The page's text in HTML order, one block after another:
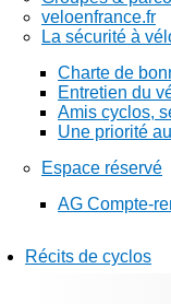
veloenfrance.fr
La sécurité à
Charte de
Entretien du
Amis cyclos,
Une priorité
Espace réservé
AG Compte-
Récits de cyclos